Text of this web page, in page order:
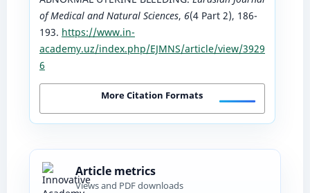
of Medical and Natural Sciences, 6(4 Part 2), 186-
193. https://www.in-
academy.uz/index.php/EJMNS/article/view/3929
6
More Citation Formats
Article metrics
Views and PDF downloads